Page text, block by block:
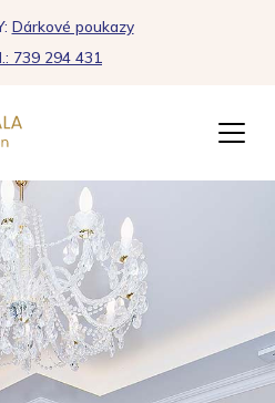
Dárkové poukazy
739 294 431